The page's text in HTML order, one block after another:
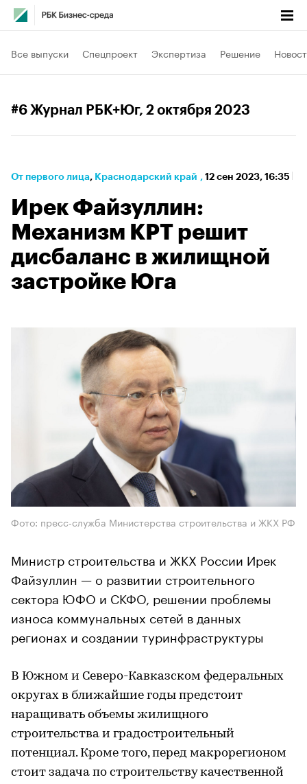
Все выпуски Спецпроект Экспертиза Решение
#6 Журнал РБК+Юг, 2 октября 2023
От первого лица⁠, Краснодарский край , 12 сен 2023, 16:35
Ирек Файзуллин:
Механизм КРТ решит
дисбаланс в жилищной
застройке Юга
Фото: пресс-служба Министерства строительства и ЖКХ РФ
Министр строительства и ЖКХ России Ирек
Файзуллин — о развитии строительного
сектора ЮФО и СКФО, решении проблемы
износа коммунальных сетей в данных
регионах и создании туринфраструктуры
В Южном и Северо-Кавказском федеральных
округах в ближайшие годы предстоит
наращивать объемы жилищного
строительства и градостроительный
потенциал. Кроме того, перед макрорегионом
стоит задача по строительству качественной